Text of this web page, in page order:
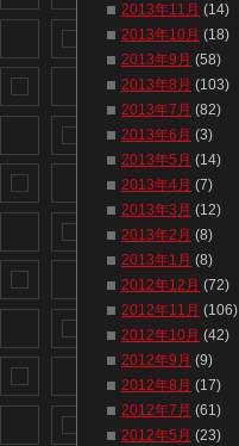
2013年11月 (14)
2013年10月 (18)
2013年9月 (58)
2013年8月 (103)
2013年7月 (82)
2013年6月 (3)
2013年5月 (14)
2013年4月 (7)
2013年3月 (12)
2013年2月 (8)
2013年1月 (8)
2012年12月 (72)
2012年11月 (106)
2012年10月 (42)
2012年9月 (9)
2012年8月 (17)
2012年7月 (61)
2012年5月 (23)